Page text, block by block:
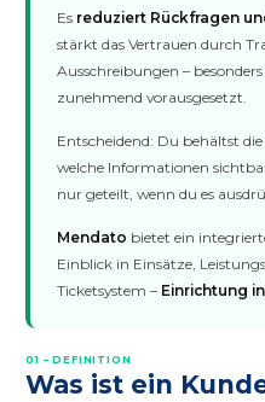
Es reduziert Rückfragen
stärkt das Vertrauen durch
Ausschreibungen –
zunehmend vorausgesetzt.
Entscheidend: Du behältst
welche Informationen
nur geteilt, wenn du es
Mendato bietet ein
Einblick in Einsätze,
Ticketsystem – Einrichtung
01 – DEFINITION
Was ist ein